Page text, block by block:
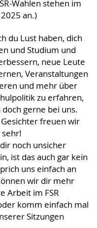
Wahlen stehen im
an.)
du Lust haben, dich
und Studium und
neue Leute
Veranstaltungen
und mehr über
zu erfahren,
gerne bei uns.
freuen wir
noch unsicher
ist das auch gar kein
uns einfach an
wir dir mehr
Arbeit im FSR
komm einfach mal
Sitzungen